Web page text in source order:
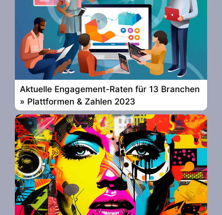
Aktuelle Engagement-Raten für 13 Branchen
» Plattformen & Zahlen 2023